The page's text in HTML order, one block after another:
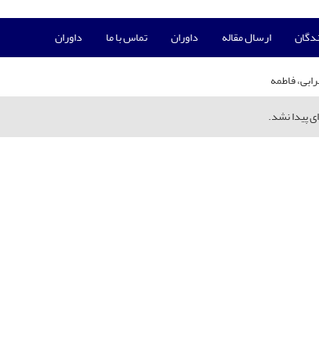
ارسال مقاله داوران تماس با ما داوران
فاطمه
پیدا نشد.